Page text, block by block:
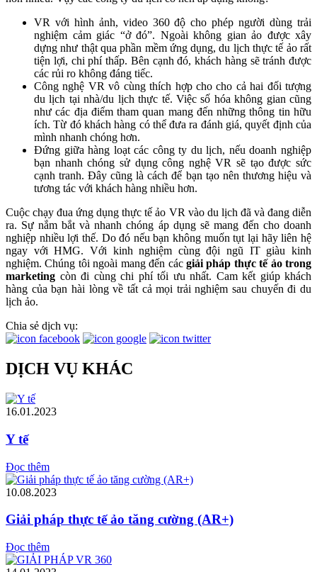
VR với hình ảnh, video 360 độ cho phép người dùng trải
nghiệm cảm giác “ở đó”. Ngoài không gian ảo được xây
dựng như thật qua phần mềm ứng dụng, du lịch thực tế ảo rất
tiện lợi, chi phí thấp. Bên cạnh đó, khách hàng sẽ tránh được
các rủi ro không đáng tiếc.
Công nghệ VR vô cùng thích hợp cho cho cả hai đối tượng
du lịch tại nhà/du lịch thực tế. Việc số hóa không gian cũng
như các địa điểm tham quan mang đến những thông tin hữu
ích. Từ đó khách hàng có thể đưa ra đánh giá, quyết định của
mình nhanh chóng hơn.
Đứng giữa hàng loạt các công ty du lịch, nếu doanh nghiệp
bạn nhanh chóng sử dụng công nghệ VR sẽ tạo được sức
cạnh tranh. Đây cũng là cách để bạn tạo nên thương hiệu và
tương tác với khách hàng nhiều hơn.
Cuộc chạy đua ứng dụng thực tế ảo VR vào du lịch đã và đang diễn
ra. Sự nắm bắt và nhanh chóng áp dụng sẽ mang đến cho doanh
nghiệp nhiều lợi thế. Do đó nếu bạn không muốn tụt lại hãy liên hệ
ngay với HMG. Với kinh nghiệm cùng đội ngũ IT giàu kinh
nghiệm. Chúng tôi ngoài mang đến các giải pháp thực tế ảo trong
marketing còn đi cùng chi phí tối ưu nhất. Cam kết giúp khách
hàng của bạn hài lòng về tất cả mọi trải nghiệm sau chuyến đi du
lịch ảo.
Chia sẻ dịch vụ:
DỊCH VỤ KHÁC
16.01.2023
Y tế
Đọc thêm
10.08.2023
Giải pháp thực tế ảo tăng cường (AR+)
Đọc thêm